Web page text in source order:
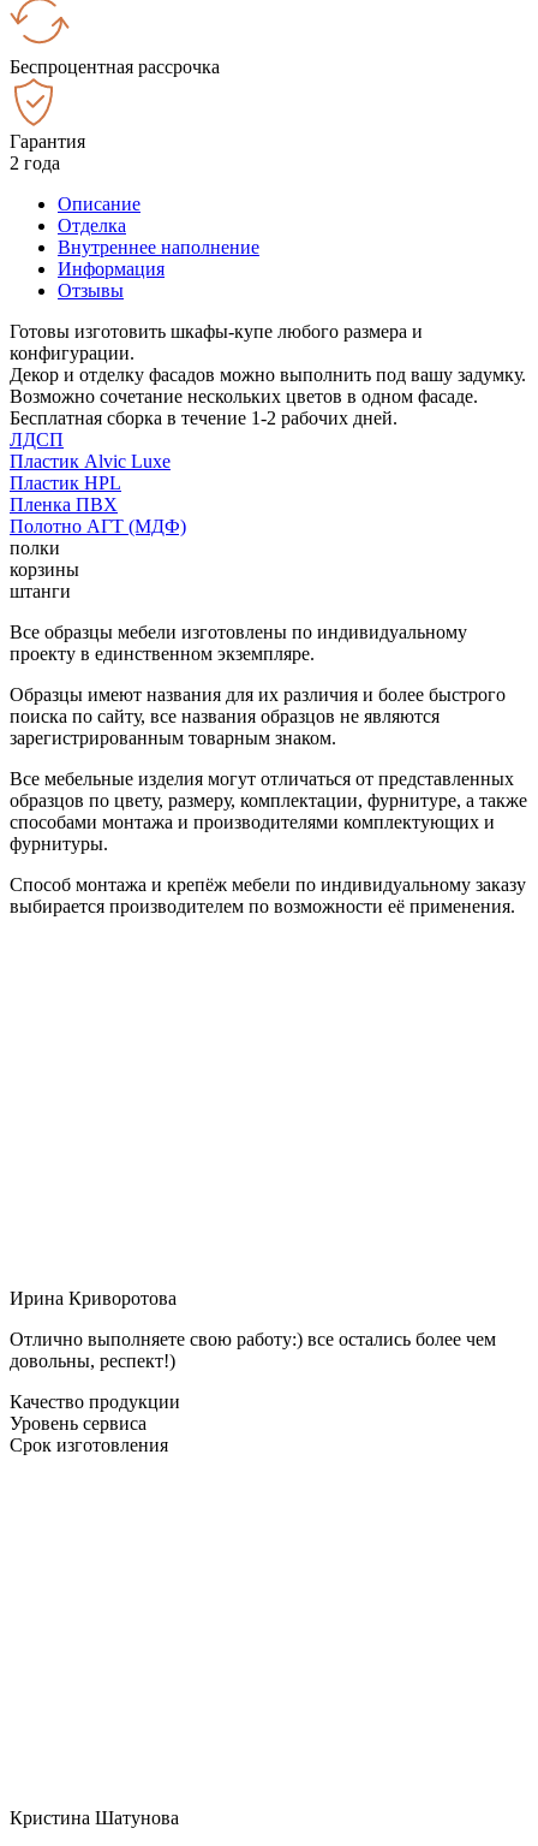
Беспроцентная рассрочка
Гарантия
2 года
Описание
Отделка
Внутреннее наполнение
Информация
Отзывы
Готовы изготовить шкафы-купе любого размера и
конфигурации.
Декор и отделку фасадов можно выполнить под вашу задумку.
Возможно сочетание нескольких цветов в одном фасаде.
Бесплатная сборка в течение 1-2 рабочих дней.
ЛДСП
Пластик Alvic Luxe
Пластик HPL
Пленка ПВХ
Полотно АГТ (МДФ)
полки
корзины
штанги
Все образцы мебели изготовлены по индивидуальному
проекту в единственном экземпляре.
Образцы имеют названия для их различия и более быстрого
поиска по сайту, все названия образцов не являются
зарегистрированным товарным знаком.
Все мебельные изделия могут отличаться от представленных
образцов по цвету, размеру, комплектации, фурнитуре, а также
способами монтажа и производителями комплектующих и
фурнитуры.
Способ монтажа и крепёж мебели по индивидуальному заказу
выбирается производителем по возможности её применения.
Ирина Криворотова
Отлично выполняете свою работу:) все остались более чем
довольны, респект!)
Качество продукции
Уровень сервиса
Срок изготовления
Кристина Шатунова